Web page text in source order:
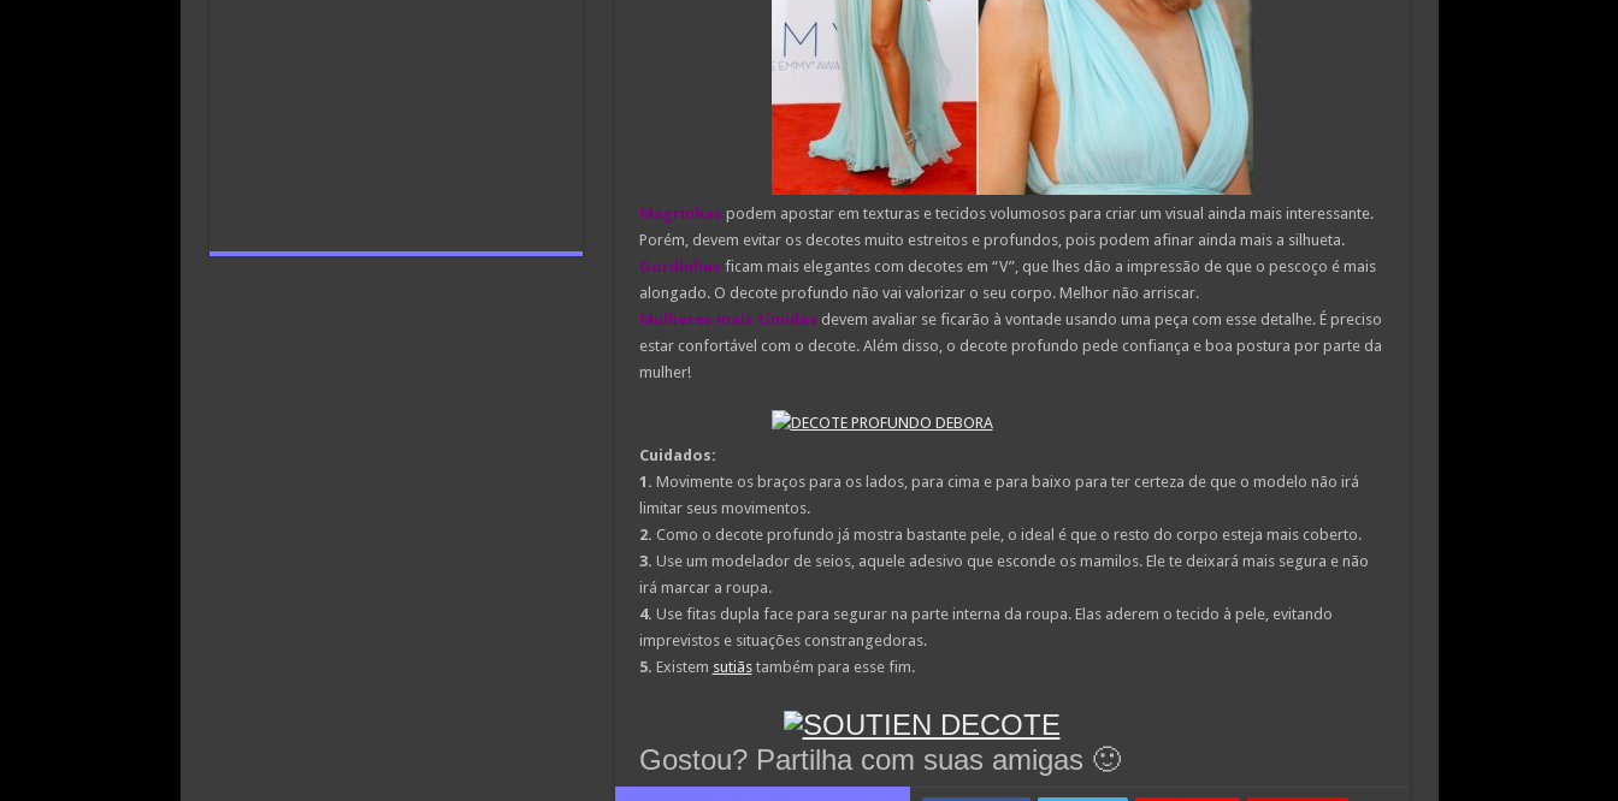
Magrinhas podem apostar em texturas e tecidos volumosos para criar um visual ainda mais interessante.
Porém, devem evitar os decotes muito estreitos e profundos, pois podem afinar ainda mais a silhueta.
Gordinhas ficam mais elegantes com decotes em “V”, que lhes dão a impressão de que o pescoço é mais
alongado. O decote profundo não vai valorizar o seu corpo. Melhor não arriscar.
Mulheres mais tímidas devem avaliar se ficarão à vontade usando uma peça com esse detalhe. É preciso
estar confortável com o decote. Além disso, o decote profundo pede confiança e boa postura por parte da
mulher!
Cuidados:
1. Movimente os braços para os lados, para cima e para baixo para ter certeza de que o modelo não irá
limitar seus movimentos.
2. Como o decote profundo já mostra bastante pele, o ideal é que o resto do corpo esteja mais coberto.
3. Use um modelador de seios, aquele adesivo que esconde os mamilos. Ele te deixará mais segura e não
irá marcar a roupa.
4. Use fitas dupla face para segurar na parte interna da roupa. Elas aderem o tecido à pele, evitando
imprevistos e situações constrangedoras.
5. Existem sutiãstambém para esse fim.
Gostou? Partilha com suas amigas 🙂